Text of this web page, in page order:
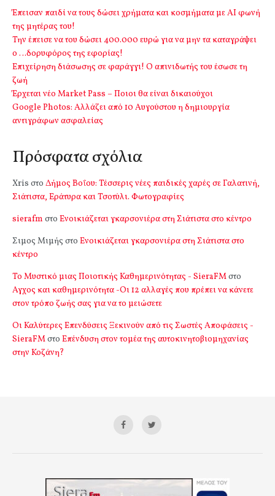
Έπεισαν παιδί να τους δώσει χρήματα και κοσμήματα με ΑΙ φωνή
της μητέρας του!
Την έπεισε να του δώσει 400.000 ευρώ για να μην τα καταγράψει
ο …δορυφόρος της εφορίας!
Επιχείρηση διάσωσης σε φαράγγι! Ο απινιδωτής του έσωσε τη
ζωή
Έρχεται νέο Market Pass – Ποιοι θα είναι δικαιούχοι
Google Photos: Αλλάζει από 10 Αυγούστου η δημιουργία
αντιγράφων ασφαλείας
Πρόσφατα σχόλια
Xris στο Δήμος Βοΐου: Τέσσερις νέες παιδικές χαρές σε Γαλατινή,
Σιάτιστα, Εράτυρα και Τσοτύλι. Φωτογραφίες
sierafm στο Ενοικιάζεται γκαρσονιέρα στη Σιάτιστα στο κέντρο
Σιμος Μιμής στο Ενοικιάζεται γκαρσονιέρα στη Σιάτιστα στο
κέντρο
Το Μυστικό μιας Ποιοτικής Καθημερινότητας - SieraFMστο
Αγχος και καθημερινότητα -Οι 12 αλλαγές που πρέπει να κάνετε
στον τρόπο ζωής σας για να το μειώσετε
Οι Καλύτερες Επενδύσεις Ξεκινούν από τις Σωστές Αποφάσεις -
SieraFMστο Επένδυση στον τομέα της αυτοκινητοβιομηχανίας
στην Κοζάνη?